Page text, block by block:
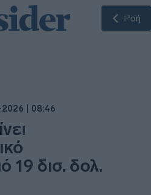
Ροή
| 08:46
19 δισ. δολ.